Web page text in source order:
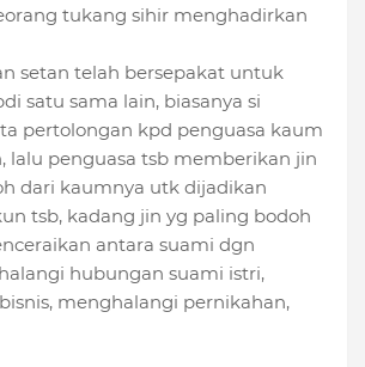
tukang sihir menghadirkan
setan telah bersepakat untuk
satu sama lain, biasanya si
pertolongan kpd penguasa kaum
lalu penguasa tsb memberikan jin
dari kaumnya utk dijadikan
tsb, kadang jin yg paling bodoh
antara suami dgn
hubungan suami istri,
menghalangi pernikahan,